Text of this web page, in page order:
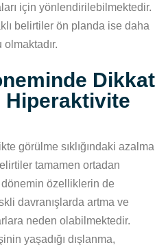
için yönlendirilebilmektedir.
belirtiler ön planda ise daha
Dikkat
Hiperaktivite
görülme sıklığındaki azalma
tamamen ortadan
özelliklerin de
davranışlarda artma ve
neden olabilmektedir.
yaşadığı dışlanma,